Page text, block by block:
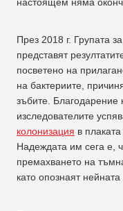
През 2018 г. Групата
представят
посветено на
на бактериите,
зъбите. Благодарение
изследователите
колонизация в
Надеждата им сега е,
премахването на
като опознаят